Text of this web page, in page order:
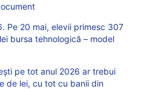
Pe 20 mai, elevii primesc 307
bursa tehnologică – model
pe tot anul 2026 ar trebui
de lei, cu tot cu banii din